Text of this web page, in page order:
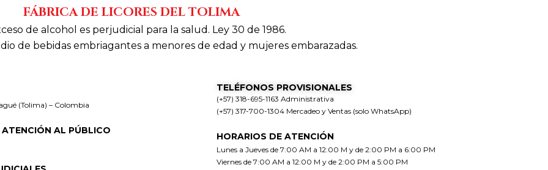
FÁBRICA DE LICORES DEL TOLIMA
de alcohol es perjudicial para la salud. Ley 30 de 1986.
de bebidas embriagantes a menores de edad y mujeres embarazadas.
(Tolima) – Colombia
AL PÚBLICO
TELÉFONOS PROVISIONALES
(+57) 318-695-1163 Administrativa
(+57) 317-700-1304 Mercadeo y Ventas (solo WhatsApp)
HORARIOS DE ATENCIÓN
Lunes a Jueves de 7:00 AM a 12:00 M y de 2:00 PM a 6:00 PM
Viernes de 7:00 AM a 12:00 M y de 2:00 PM a 5:00 PM